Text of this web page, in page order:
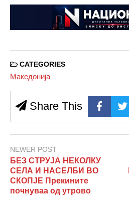
CATEGORIES
Македонија
Share This
NEWER POST
БЕЗ СТРУЈА НЕКОЛКУ
СЕЛА И НАСЕЛБИ ВО
СКОПЈЕ Прекините
почнуваа од утрово